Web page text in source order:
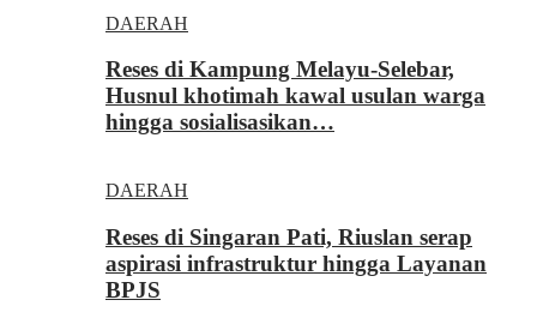
DAERAH
Reses di Kampung Melayu-Selebar,
Husnul khotimah kawal usulan warga
hingga sosialisasikan…
DAERAH
Reses di Singaran Pati, Riuslan serap
aspirasi infrastruktur hingga Layanan
BPJS